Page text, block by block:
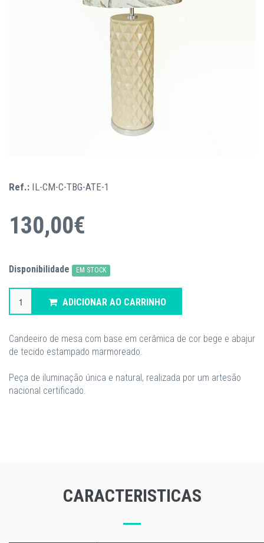
Ref.: IL-CM-C-TBG-ATE-1
130,00€
Disponibilidade EM STOCK
ADICIONAR AO CARRINHO
Candeeiro de mesa com base em cerâmica de cor bege e abajur
de tecido estampado marmoreado.
Peça de iluminação única e natural, realizada por um artesão
nacional certificado.
CARACTERISTICAS